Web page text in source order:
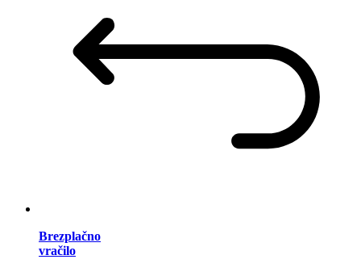
Brezplačno
vračilo